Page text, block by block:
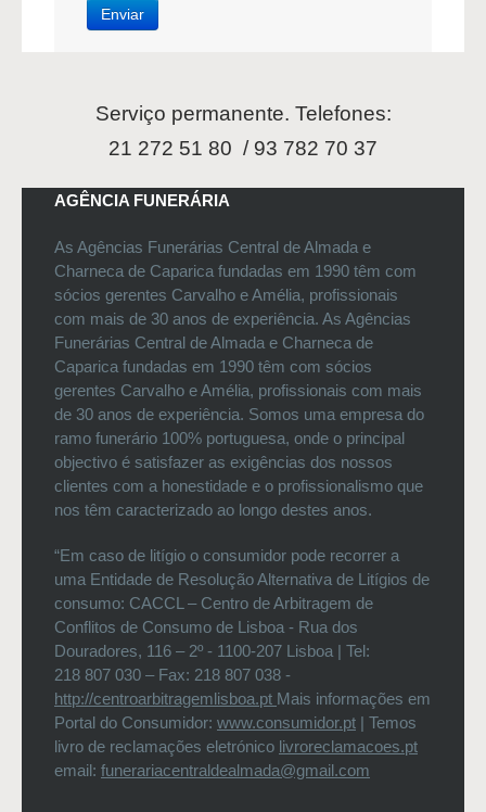
Serviço permanente. Telefones:
21 272 51 80 / 93 782 70 37
AGÊNCIA FUNERÁRIA
As Agências Funerárias Central de Almada e
Charneca de Caparica fundadas em 1990 têm com
sócios gerentes Carvalho e Amélia, profissionais
com mais de 30 anos de experiência. As Agências
Funerárias Central de Almada e Charneca de
Caparica fundadas em 1990 têm com sócios
gerentes Carvalho e Amélia, profissionais com mais
de 30 anos de experiência. Somos uma empresa do
ramo funerário 100% portuguesa, onde o principal
objectivo é satisfazer as exigências dos nossos
clientes com a honestidade e o profissionalismo que
nos têm caracterizado ao longo destes anos.
“Em caso de litígio o consumidor pode recorrer a
uma Entidade de Resolução Alternativa de Litígios de
consumo: CACCL – Centro de Arbitragem de
Conflitos de Consumo de Lisboa - Rua dos
Douradores, 116 – 2º - 1100-207 Lisboa | Tel:
218 807 030 – Fax: 218 807 038 -
http://centroarbitragemlisboa.pt Mais informações em
Portal do Consumidor: www.consumidor.pt | Temos
livro de reclamações eletrónico livroreclamacoes.pt
email: funerariacentraldealmada@gmail.com